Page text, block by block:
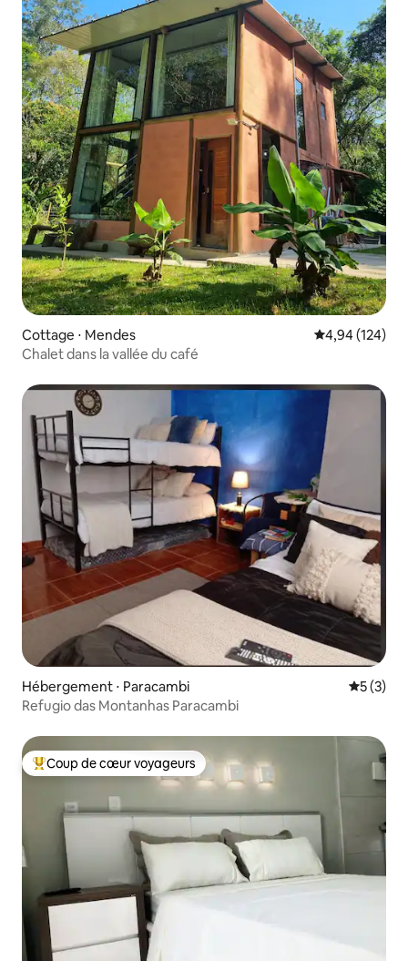
Cottage ⋅ Mendes Évaluation
4,94 (124)
Chalet dans la vallée du café
Hébergement ⋅ Paracambi
5 (3)
Refugio das Montanhas Paracambi
Coups de cœur voyageurs les plus appréciés
Coup de cœur voyageurs